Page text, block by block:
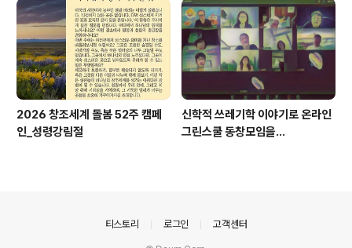
2026 창조세계 돌봄 52주 캠페
인_성령강림절
신학적 쓰레기학 이야기로 온라인
그린스쿨 동창모임을...
티스토리 로그인 고객센터